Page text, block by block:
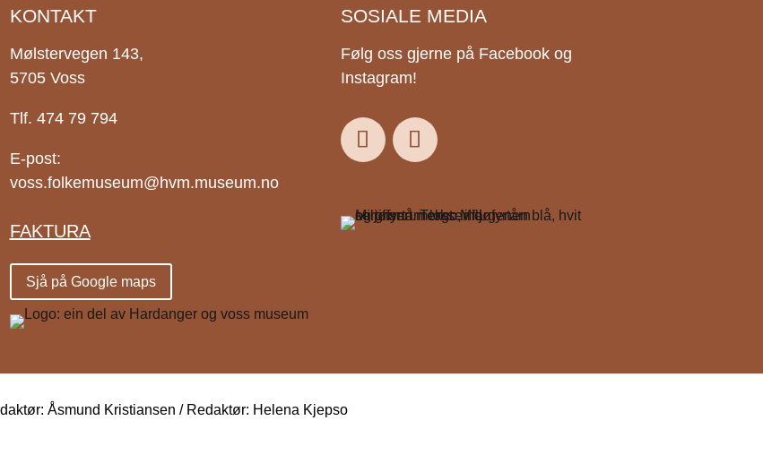
KONTAKT
Mølstervegen 143,
5705 Voss
Tlf. 474 79 794
E-post:
voss.folkemuseum@hvm.museum.no
FAKTURA
Sjå på Google maps
SOSIALE MEDIA
Følg oss gjerne på Facebook og
Instagram!
Åsmund Kristiansen / Redaktør: Helena Kjepso